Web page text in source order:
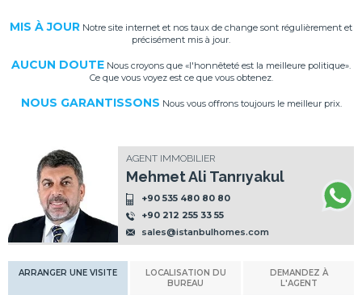
MIS À JOUR Notre site internet et nos taux de change sont régulièrement et
précisément mis à jour.
AUCUN DOUTE Nous croyons que «l'honnêteté est la meilleure politique».
Ce que vous voyez est ce que vous obtenez.
NOUS GARANTISSONS Nous vous offrons toujours le meilleur prix.
AGENT IMMOBILIER
Mehmet Ali Tanrıyakul
+90 535 480 80 80
+90 212 255 33 55
sales@istanbulhomes.com
ARRANGER UNE VISITE
LOCALISATION DU
BUREAU
DEMANDEZ À
L'AGENT